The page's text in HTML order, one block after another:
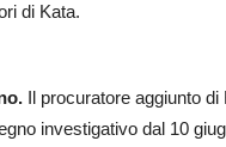
di Kata.
Il procuratore aggiunto
investigativo dal 10